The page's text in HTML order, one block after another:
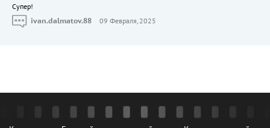
Cупер!
ivan.dalmatov.88
09 Февраля, 2025